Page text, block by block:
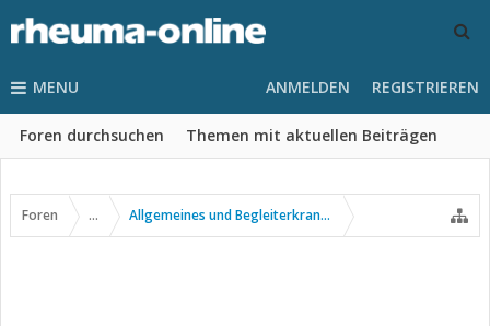
MENU
Foren durchsuchen Themen mit aktuellen Beiträgen
ANMELDEN REGISTRIEREN
Foren ... Allgemeines und Begleiterkrankungen